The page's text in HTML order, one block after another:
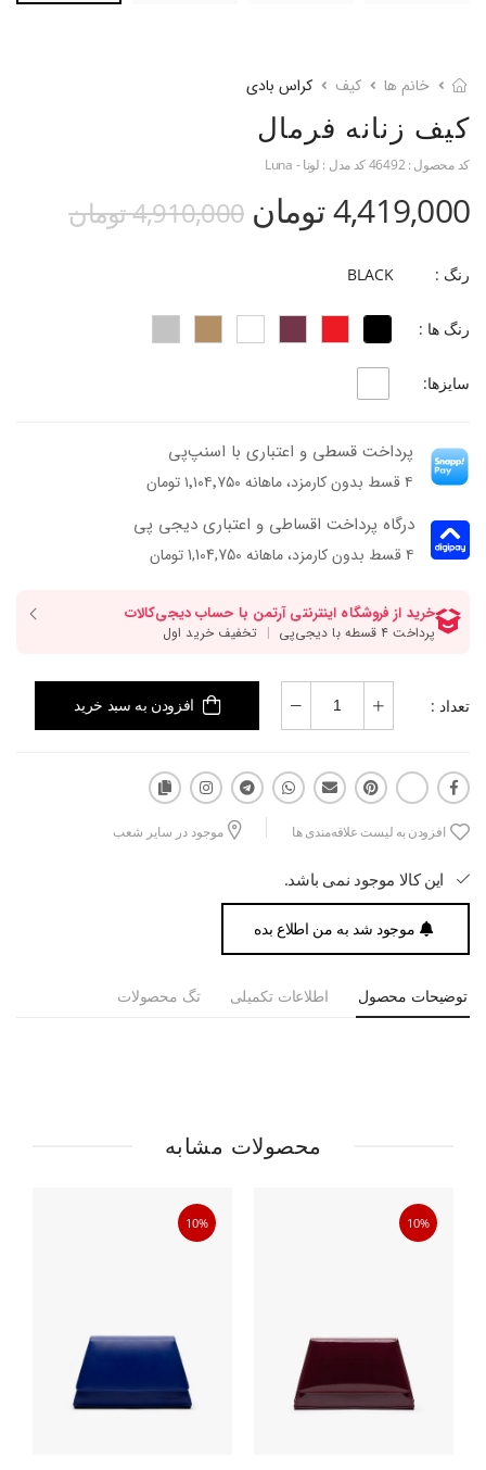
خانم ها کیف کراس بادی
کیف زنانه فرمال
کد محصول : 46492کد مدل : لونا - Luna
4,419,000 تومان 4,910,000 تومان
رنگ : BLACK
رنگ ها :
سایزها:
پرداخت قسطی و اعتباری با اسنپ‌پی
۴ قسط بدون کارمزد، ماهانه ۱٬۱۰۴٬۷۵۰ تومان
درگاه پرداخت اقساطی و اعتباری دیجی پی
۴ قسط بدون کارمزد، ماهانه 1,104,750 تومان
تعداد : افزودن به سبد خرید
افزودن به لیست علاقه‌مندی ها موجود در سایر شعب
این کالا موجود نمی باشد.
موجود شد به من اطلاع بده
توضیحات محصول اطلاعات تکمیلی تگ محصولات
محصولات مشابه
10%
10%